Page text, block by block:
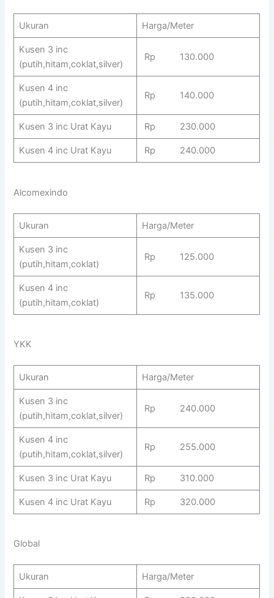
Ukuran Harga/Meter
Kusen 3 inc
(putih,hitam,coklat,silver)
Rp 130.000
Kusen 4 inc
(putih,hitam,coklat,silver)
Rp 140.000
Kusen 3 inc Urat Kayu Rp 230.000
Kusen 4 inc Urat Kayu Rp 240.000
Alcomexindo
Ukuran Harga/Meter
Kusen 3 inc
(putih,hitam,coklat)
Rp 125.000
Kusen 4 inc
(putih,hitam,coklat)
Rp 135.000
YKK
Ukuran Harga/Meter
Kusen 3 inc
(putih,hitam,coklat,silver)
Rp 240.000
Kusen 4 inc
(putih,hitam,coklat,silver)
Rp 255.000
Kusen 3 inc Urat Kayu Rp 310.000
Kusen 4 inc Urat Kayu Rp 320.000
Global
Ukuran Harga/Meter